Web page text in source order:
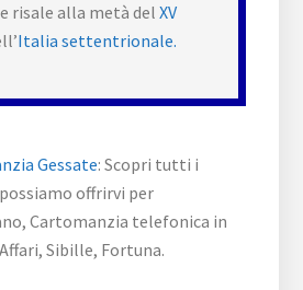
risale alla metà delXV
Italia settentrionale.
Gessate: Scopri tutti i
offrirvi per
Cartomanzia telefonica in
Sibille, Fortuna.